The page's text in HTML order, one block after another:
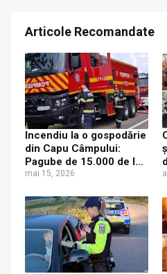
Articole Recomandate
Incendiu la o gospodărie
din Capu Câmpului:
Pagube de 15.000 de lei
din cauza unui cablu
mai 15, 2026